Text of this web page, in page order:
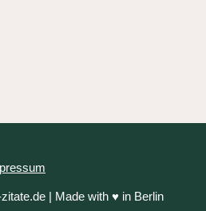
| Made with ♥ in Berlin